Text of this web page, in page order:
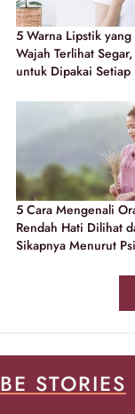
5 Warna Lipstik yang
Wajah Terlihat
untuk Dipakai Setiap
5 Cara Mengenali
Rendah Hati Dilihat
Sikapnya Menurut
BE STORIES